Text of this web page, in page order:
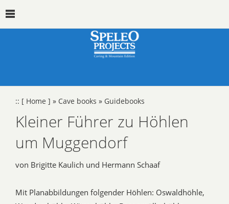
:: [ Home ] » Cave books » Guidebooks
Kleiner Führer zu Höhlen
um Muggendorf
von Brigitte Kaulich und Hermann Schaaf
Mit Planabbildungen folgender Höhlen: Oswaldhöhle,